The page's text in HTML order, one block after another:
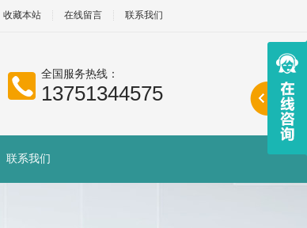
收藏本站 在线留言 联系我们
全国服务热线：
13751344575
联系我们